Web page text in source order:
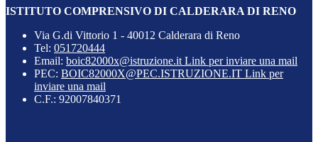
ISTITUTO COMPRENSIVO DI CALDERARA DI RENO
Via G.di Vittorio 1 - 40012 Calderara di Reno
Tel: 051720444
Email: boic82000x@istruzione.it Link per inviare una mail
PEC: BOIC82000X@PEC.ISTRUZIONE.IT Link per
inviare una mail
C.F.: 92007840371